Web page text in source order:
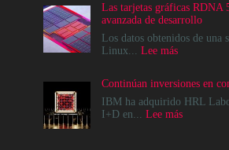
infraestructuras
de
IA
que
realmente
pueda
sostener
Las tarjetas gráficas RDNA
avanzada de desarrollo
Los datos obtenidos de una
Linux... Lee más:
gráficas
RDNA
5
Continúan inversiones en
IBM ha adquirido HRL
I+D en... Lee más: